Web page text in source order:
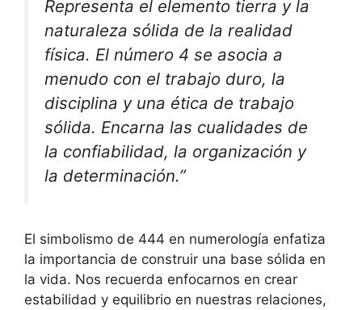
Representa el elemento tierra y la
naturaleza sólida de la realidad
física. El número 4 se asocia a
menudo con el trabajo duro, la
disciplina y una ética de trabajo
sólida. Encarna las cualidades de
la confiabilidad, la organización y
la determinación.”
El simbolismo de 444 en numerología enfatiza
la importancia de construir una base sólida en
la vida. Nos recuerda enfocarnos en crear
estabilidad y equilibrio en nuestras relaciones,